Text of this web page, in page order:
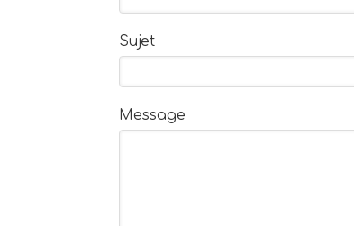
Sujet
Message